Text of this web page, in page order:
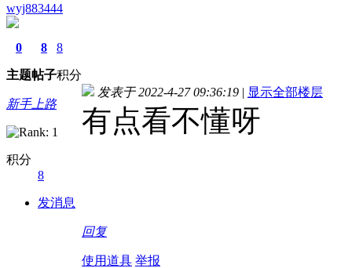
wyj883444
0
主题
8
帖子
8
积分
新手上路
积分
8
发消息
发表于 2022-4-27 09:36:19 | 显示全部楼层
有点看不懂呀
回复
使用道具 举报